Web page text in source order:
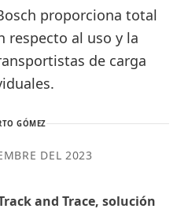
proporciona total
respecto al uso y la
de carga
GÓMEZ
DEL 2023
and Trace, solución